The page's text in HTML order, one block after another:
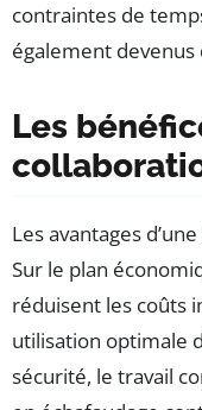
contraintes de
également
Les
Les avantages
Sur le plan
réduisent les coûts
utilisation optimale
sécurité, le travail